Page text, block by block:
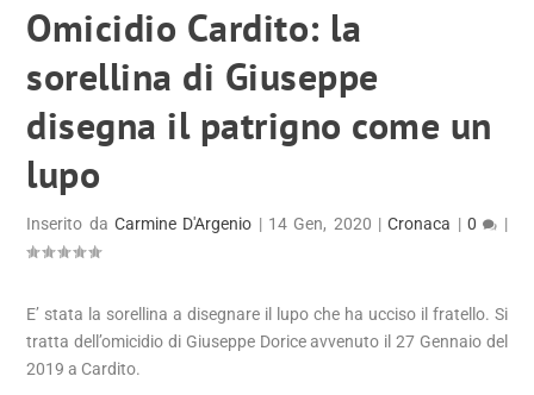
Omicidio Cardito: la
sorellina di Giuseppe
disegna il patrigno come un
lupo
Inserito daCarmine D'Argenio | 14 Gen, 2020 |Cronaca |0 |
E’ stata la sorellina a disegnare il lupo che ha ucciso il fratello. Si
tratta dell’omicidio di Giuseppe Dorice avvenuto il 27 Gennaio del
2019 a Cardito.